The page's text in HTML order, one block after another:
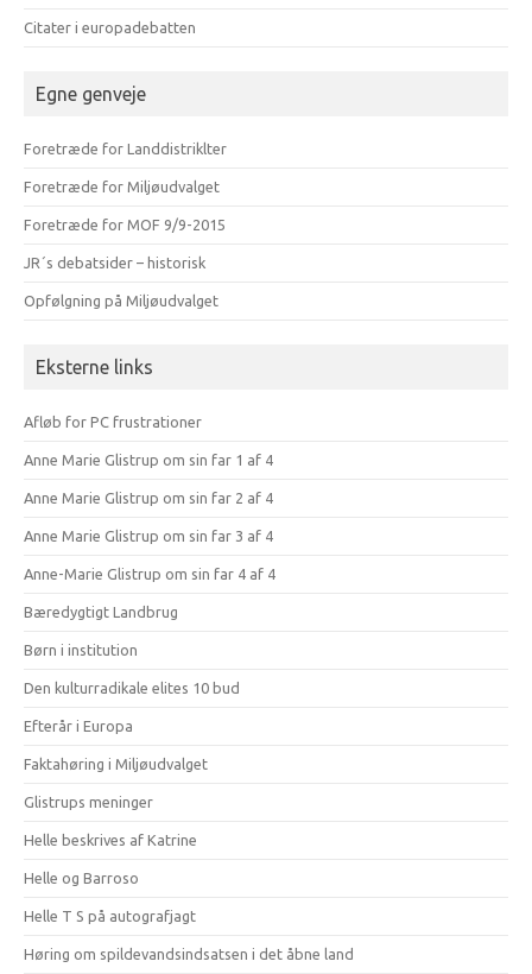
Citater i europadebatten
Egne genveje
Foretræde for Landdistriklter
Foretræde for Miljøudvalget
Foretræde for MOF 9/9-2015
JR´s debatsider – historisk
Opfølgning på Miljøudvalget
Eksterne links
Afløb for PC frustrationer
Anne Marie Glistrup om sin far 1 af 4
Anne Marie Glistrup om sin far 2 af 4
Anne Marie Glistrup om sin far 3 af 4
Anne-Marie Glistrup om sin far 4 af 4
Bæredygtigt Landbrug
Børn i institution
Den kulturradikale elites 10 bud
Efterår i Europa
Faktahøring i Miljøudvalget
Glistrups meninger
Helle beskrives af Katrine
Helle og Barroso
Helle T S på autografjagt
Høring om spildevandsindsatsen i det åbne land